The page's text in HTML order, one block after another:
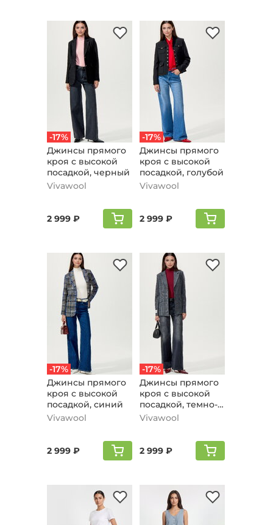
-17%
Джинсы прямого
кроя с высокой
посадкой, черный
Vivawool
2 999 ₽
-17%
Джинсы прямого
кроя с высокой
посадкой, голубой
Vivawool
2 999 ₽
-17%
Джинсы прямого
кроя с высокой
посадкой, синий
Vivawool
2 999 ₽
-17%
Джинсы прямого
кроя с высокой
посадкой, темно-
серый
Vivawool
2 999 ₽